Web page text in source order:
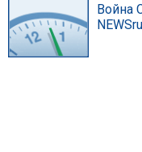
Война